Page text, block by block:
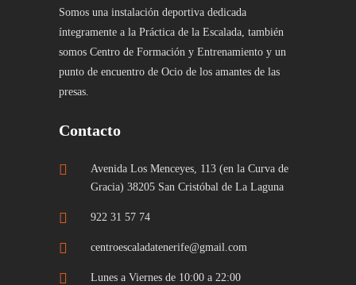
Somos una instalación deportiva dedicada
íntegramente a la Práctica de la Escalada, también
somos Centro de Formación y Entrenamiento y un
punto de encuentro de Ocio de los amantes de las
presas.
Contacto
Avenida Los Menceyes, 113 (en la Curva de
Gracia) 38205 San Cristóbal de La Laguna
922 31 57 74
centroescaladatenerife@gmail.com
Lunes a Viernes de 10:00 a 22:00